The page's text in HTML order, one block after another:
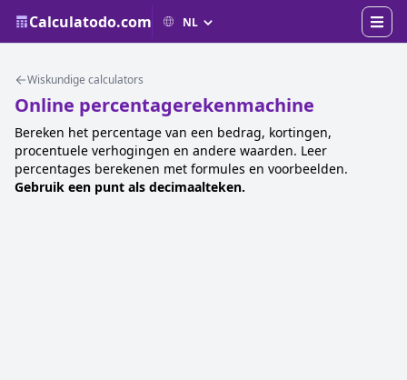
Calculatodo.com
Wiskundige calculators
Online percentagerekenmachine
Bereken het percentage van een bedrag, kortingen,
procentuele verhogingen en andere waarden. Leer
percentages berekenen met formules en voorbeelden.
Gebruik een punt als decimaalteken.